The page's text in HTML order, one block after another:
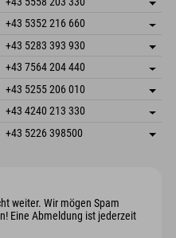
Adresse speichern
Buchen
+43 5352 216 660
Adresse speichern
Anreiseinfos
Buchen
+43 5283 393 930
Adresse speichern
Buchen
+43 7564 204 440
Adresse speichern
Anreiseinfos
Buchen
+43 5255 206 010
Adresse speichern
Buchen
+43 4240 213 330
Adresse speichern
Anreiseinfos
+43 5226 398500
weiter. Wir mögen Spam
Eine Abmeldung ist jederzeit